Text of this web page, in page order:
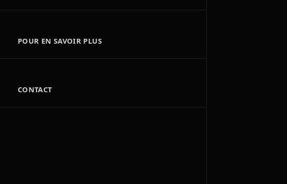
POUR EN SAVOIR PLUS
CONTACT